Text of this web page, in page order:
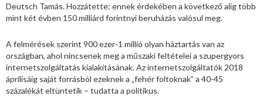
Deutsch Tamás. Hozzátette: ennek érdekében a következő alig több
mint két évben 150 milliárd forintnyi beruházás valósul meg.
A felmérések szerint 900 ezer-1 millió olyan háztartás van az
országban, ahol nincsenek meg a műszaki feltételei a szupergyors
internetszolgáltatás kialakításának. Az internetszolgáltatók 2018
áprilisáig saját forrásból ezeknek a „fehér foltoknak” a 40-45
százalékát eltüntetik – tudatta a politikus.